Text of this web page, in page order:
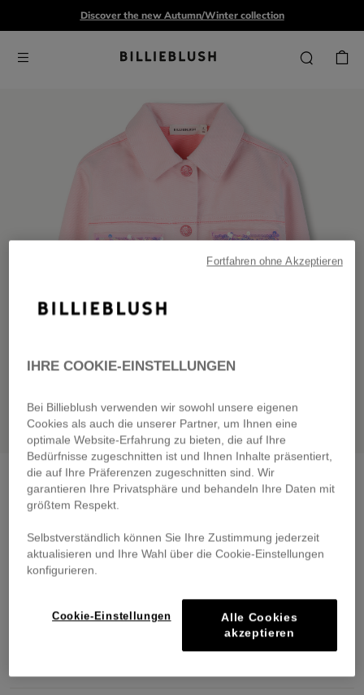
Discover the new Autumn/Winter collection
Jacket with pocketspink off white
Pay in 4 interest-free instalments
🔒 Secure payment & easy returns
IHRE COOKIE-EINSTELLUNGEN
Bei Billieblush verwenden wir sowohl unsere eigenen
Cookies als auch die unserer Partner, um Ihnen eine
optimale Website-Erfahrung zu bieten, die auf Ihre
Bedürfnisse zugeschnitten ist und Ihnen Inhalte präsentiert,
die auf Ihre Präferenzen zugeschnitten sind. Wir
garantieren Ihre Privatsphäre und behandeln Ihre Daten mit
größtem Respekt.
Selbstverständlich können Sie Ihre Zustimmung jederzeit
aktualisieren und Ihre Wahl über die Cookie-Einstellungen
konfigurieren.
Cookie-Einstellungen
Alle Cookies
akzeptieren
Fortfahren ohne Akzeptieren